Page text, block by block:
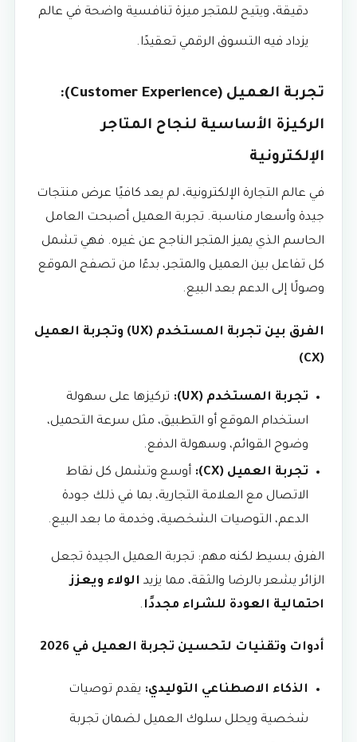
دقيقة، ويتيح للمتجر ميزة تنافسية واضحة في عالم
يزداد فيه التسوق الرقمي تعقيدًا.
تجربة العميل (Customer Experience):
الركيزة الأساسية لنجاح المتاجر
الإلكترونية
في عالم التجارة الإلكترونية، لم يعد كافيًا عرض منتجات
جيدة وأسعار مناسبة. تجربة العميل أصبحت العامل
الحاسم الذي يميز المتجر الناجح عن غيره. فهي تشمل
كل تفاعل بين العميل والمتجر، بدءًا من تصفح الموقع
وصولًا إلى الدعم بعد البيع.
الفرق بين تجربة المستخدم (UX) وتجربة العميل
(CX)
تجربة المستخدم (UX):
تركيزها على سهولة
استخدام الموقع أو التطبيق، مثل سرعة التحميل،
وضوح القوائم، وسهولة الدفع.
تجربة العميل (CX):
أوسع وتشمل كل نقاط
الاتصال مع العلامة التجارية، بما في ذلك جودة
الدعم، التوصيات الشخصية، وخدمة ما بعد البيع.
الفرق بسيط لكنه مهم: تجربة العميل الجيدة تجعل
الزائر يشعر بالرضا والثقة، مما يزيد الولاء ويعزز
احتمالية العودة للشراء مجددًا .
أدوات وتقنيات لتحسين تجربة العميل في 2026
الذكاء الاصطناعي التوليدي: يقدم توصيات
شخصية ويحلل سلوك العميل لضمان تجربة